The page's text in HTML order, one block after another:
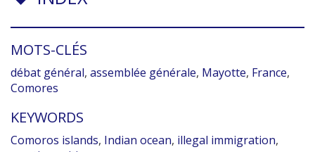
MOTS-CLÉS
débat général, assemblée générale, Mayotte, France,
Comores
KEYWORDS
Comoros islands, Indian ocean, illegal immigration,